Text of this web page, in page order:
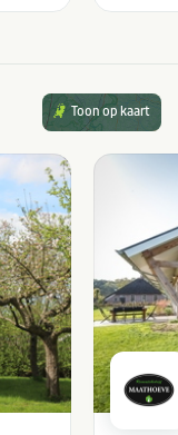
Toon op kaart